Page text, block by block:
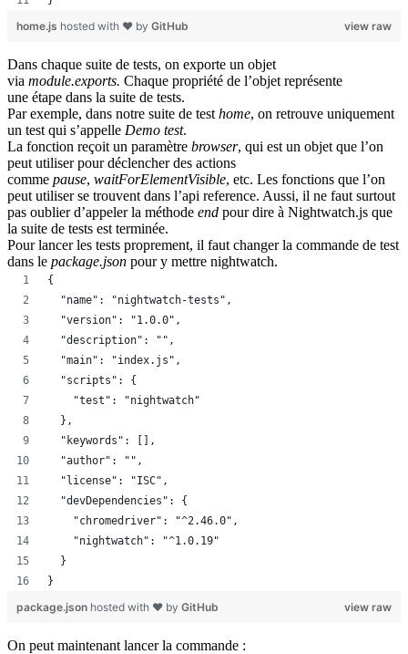
view raw
home.js hosted with ❤ by GitHub
Dans chaque suite de tests, on exporte un objet
via module.exports. Chaque propriété de l’objet représente
une étape dans la suite de tests.
Par exemple, dans notre suite de test home, on retrouve uniquement
un test qui s’appelle Demo test.
La fonction reçoit un paramètre browser, qui est un objet que l’on
peut utiliser pour déclencher des actions
comme pause, waitForElementVisible, etc. Les fonctions que l’on
peut utiliser se trouvent dans l’api reference. Aussi, il ne faut surtout
pas oublier d’appeler la méthode end pour dire à Nightwatch.js que
la suite de tests est terminée.
Pour lancer les tests proprement, il faut changer la commande de test
dans le package.json pour y mettre nightwatch.
{
  "name": "nightwatch-tests",
  "version": "1.0.0",
  "description": "",
  "main": "index.js",
  "scripts": {
    "test": "nightwatch"
  },
  "keywords": [],
  "author": "",
  "license": "ISC",
  "devDependencies": {
    "chromedriver": "^2.46.0",
    "nightwatch": "^1.0.19"
  }
}
view raw
package.json hosted with ❤ by GitHub
On peut maintenant lancer la commande :